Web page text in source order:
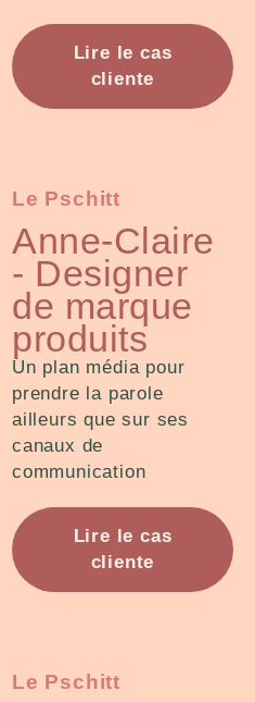
Lire le cas
cliente
Le Pschitt
Anne-Claire
- Designer
de marque
produits
Un plan média pour
prendre la parole
ailleurs que sur ses
canaux de
communication
Lire le cas
cliente
Le Pschitt